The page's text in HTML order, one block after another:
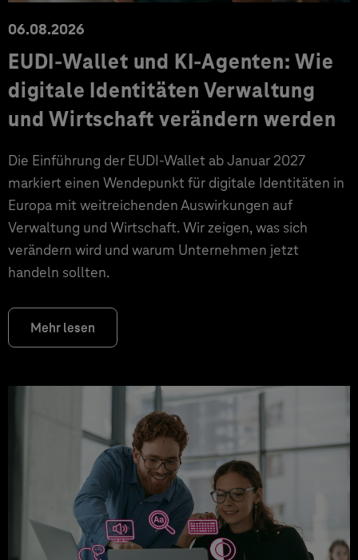
06.08.2026
EUDI-Wallet und KI-Agenten: Wie
digitale Identitäten Verwaltung
und Wirtschaft verändern werden
Die Einführung der EUDI-Wallet ab Januar 2027
markiert einen Wendepunkt für digitale Identitäten in
Europa mit weitreichenden Auswirkungen auf
Verwaltung und Wirtschaft. Wir zeigen, was sich
verändern wird und warum Unternehmen jetzt
handeln sollten.
Mehr lesen